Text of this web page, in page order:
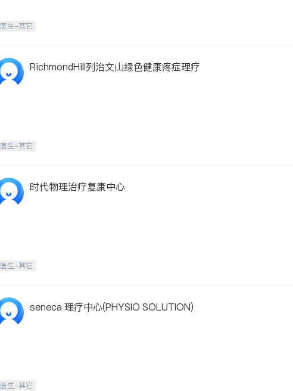
医生-其它
RichmondHill列治文山绿色健康疼症理疗
医生-其它
时代物理治疗复康中心
医生-其它
seneca 理疗中心(PHYSIO SOLUTION)
医生-其它